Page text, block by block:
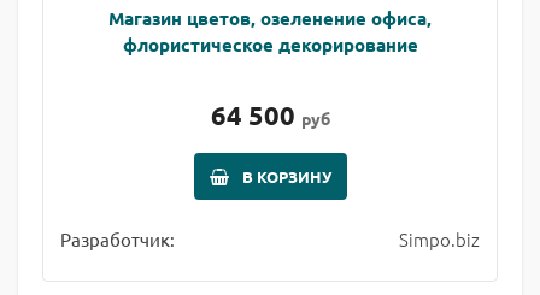
Магазин цветов, озеленение офиса,
флористическое декорирование
64 500 руб
В КОРЗИНУ
Разработчик: Simpo.biz